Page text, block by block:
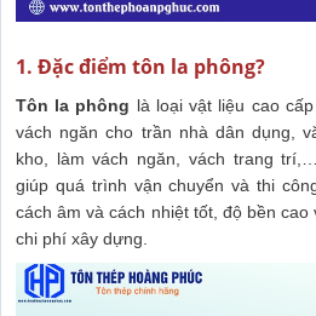
1. Đặc điểm tôn la phông?
Tôn la phông là loại vật liệu cao
vách ngăn cho trần nhà dân dụng,
kho, làm vách ngăn, vách trang
giúp quá trình vận chuyển và thi
cách âm và cách nhiệt tốt, độ bền
chi phí xây dựng.